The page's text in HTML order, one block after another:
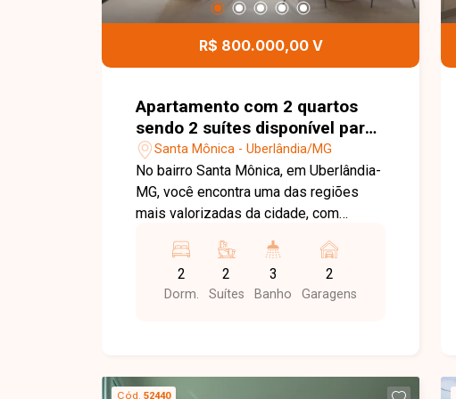
comodidade e opções de lazer aos
oportunidade para quem busca um
bem localizado no bairro Santa Mônica.
Agende uma visita e venha conhecer
todos os detalhes deste imóvel.
R$ 800.000,00 V
Apartamento com 2 quartos
sendo 2 suítes disponível para
venda no bairro Santa Mônica
em Uberlândia-MG
Santa Mônica - Uberlândia/MG
No bairro Santa Mônica, em Uberlândia-
MG, você encontra uma das regiões
mais valorizadas da cidade, com
com a Universidade Federal de
Uberlândia, supermercados,
restaurantes, comércios e diversos
praticidade, valorização e qualidade de
2
Dorm.
2
Suítes
3
Banho
2
Garagens
Cód. 52440